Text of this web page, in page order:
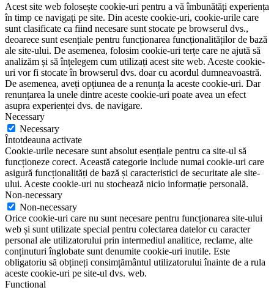
Acest site web folosește cookie-uri pentru a vă îmbunătăți experiența
în timp ce navigați pe site. Din aceste cookie-uri, cookie-urile care
sunt clasificate ca fiind necesare sunt stocate pe browserul dvs.,
deoarece sunt esențiale pentru funcționarea funcționalităților de bază
ale site-ului. De asemenea, folosim cookie-uri terțe care ne ajută să
analizăm și să înțelegem cum utilizați acest site web. Aceste cookie-
uri vor fi stocate în browserul dvs. doar cu acordul dumneavoastră.
De asemenea, aveți opțiunea de a renunța la aceste cookie-uri. Dar
renunțarea la unele dintre aceste cookie-uri poate avea un efect
asupra experienței dvs. de navigare.
Necessary
Necessary
Întotdeauna activate
Cookie-urile necesare sunt absolut esențiale pentru ca site-ul să
funcționeze corect. Această categorie include numai cookie-uri care
asigură funcționalități de bază și caracteristici de securitate ale site-
ului. Aceste cookie-uri nu stochează nicio informație personală.
Non-necessary
Non-necessary
Orice cookie-uri care nu sunt necesare pentru funcționarea site-ului
web și sunt utilizate special pentru colectarea datelor cu caracter
personal ale utilizatorului prin intermediul analitice, reclame, alte
conținuturi înglobate sunt denumite cookie-uri inutile. Este
obligatoriu să obțineți consimțământul utilizatorului înainte de a rula
aceste cookie-uri pe site-ul dvs. web.
Functional